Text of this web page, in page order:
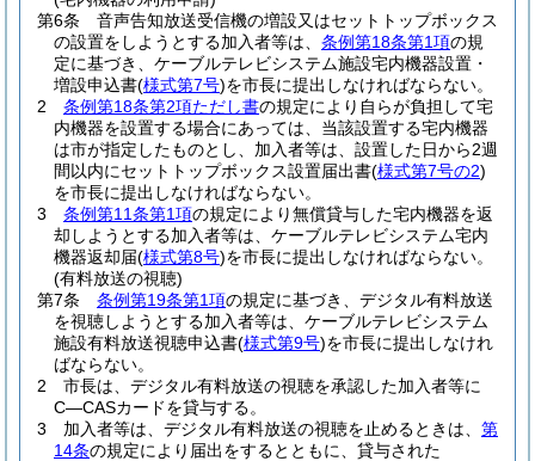
第6条
音声告知放送受信機の増設又はセットトップボックス
の設置をしようとする加入者等は、 条例第18条第1項の規
定に基づき、ケーブルテレビシステム施設宅内機器設置・
増設申込書(様式第7号)を市長に提出しなければならない。
2
条例第18条第2項ただし書の規定により自らが負担して宅
内機器を設置する場合にあっては、当該設置する宅内機器
は市が指定したものとし、加入者等は、設置した日から2週
間以内にセットトップボックス設置届出書(様式第7号の2)
を市長に提出しなければならない。
3
条例第11条第1項の規定により無償貸与した宅内機器を返
却しようとする加入者等は、ケーブルテレビシステム宅内
機器返却届(様式第8号)を市長に提出しなければならない。
(有料放送の視聴)
第7条
条例第19条第1項の規定に基づき、デジタル有料放送
を視聴しようとする加入者等は、ケーブルテレビシステム
施設有料放送視聴申込書(様式第9号)を市長に提出しなけれ
ばならない。
2
市長は、デジタル有料放送の視聴を承認した加入者等に
C―CASカードを貸与する。
3
加入者等は、デジタル有料放送の視聴を止めるときは、 第
14条の規定により届出をするとともに、貸与された